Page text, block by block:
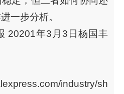
一步分析。
20201年3月3日杨国丰
industry/sh